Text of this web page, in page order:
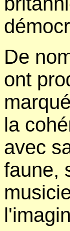
De
ont
la
avec
faune,